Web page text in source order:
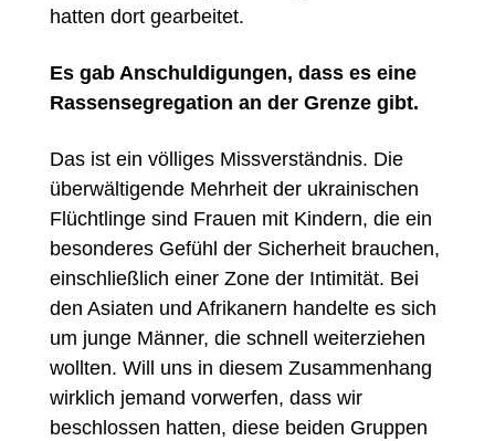
hatten dort gearbeitet.
Es gab Anschuldigungen, dass es eine
Rassensegregation an der Grenze gibt.
Das ist ein völliges Missverständnis. Die
überwältigende Mehrheit der ukrainischen
Flüchtlinge sind Frauen mit Kindern, die ein
besonderes Gefühl der Sicherheit brauchen,
einschließlich einer Zone der Intimität. Bei
den Asiaten und Afrikanern handelte es sich
um junge Männer, die schnell weiterziehen
wollten. Will uns in diesem Zusammenhang
wirklich jemand vorwerfen, dass wir
beschlossen hatten, diese beiden Gruppen